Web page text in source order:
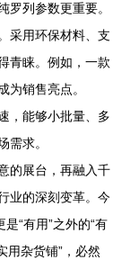
罗列参数更重要。
采用环保材料、支
青睐。例如，一款
为销售亮点。
，能够小批量、多
需求。
的展台，再融入千
业的深刻变革。今
“有用”之外的“有
用杂货铺”，必然